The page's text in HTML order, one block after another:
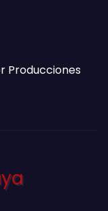
Producciones